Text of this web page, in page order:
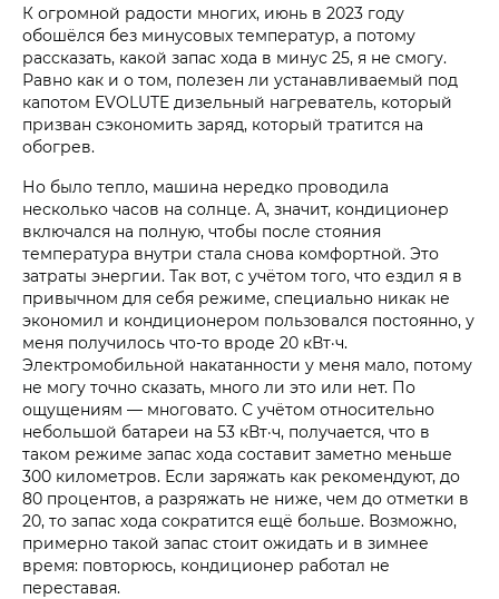
К огромной радости многих, июнь в 2023 году
обошёлся без минусовых температур, а потому
рассказать, какой запас хода в минус 25, я не смогу.
Равно как и о том, полезен ли устанавливаемый под
капотом EVOLUTE дизельный нагреватель, который
призван сэкономить заряд, который тратится на
обогрев.
Но было тепло, машина нередко проводила
несколько часов на солнце. А, значит, кондиционер
включался на полную, чтобы после стояния
температура внутри стала снова комфортной. Это
затраты энергии. Так вот, с учётом того, что ездил я в
привычном для себя режиме, специально никак не
экономил и кондиционером пользовался постоянно, у
меня получилось что-то вроде 20 кВт·ч.
Электромобильной накатанности у меня мало, потому
не могу точно сказать, много ли это или нет. По
ощущениям — многовато. С учётом относительно
небольшой батареи на 53 кВт·ч, получается, что в
таком режиме запас хода составит заметно меньше
300 километров. Если заряжать как рекомендуют, до
80 процентов, а разряжать не ниже, чем до отметки в
20, то запас хода сократится ещё больше. Возможно,
примерно такой запас стоит ожидать и в зимнее
время: повторюсь, кондиционер работал не
переставая.